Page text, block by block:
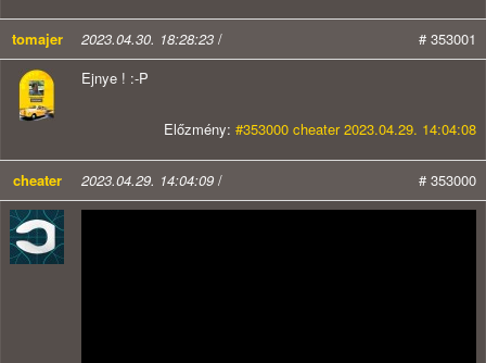
tomajer 2023.04.30. 18:28:23 /
# 353001
Ejnye ! :-P
Előzmény: #353000 cheater 2023.04.29. 14:04:08
cheater 2023.04.29. 14:04:09 / # 353000